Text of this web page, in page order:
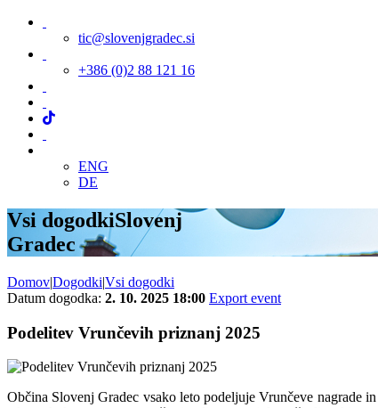
tic@slovenjgradec.si
+386 (0)2 88 121 16
ENG
DE
Vsi dogodkiSlovenj
Gradec
Domov|Dogodki|Vsi dogodki
Datum dogodka: 2. 10. 2025 18:00 Export event
Podelitev Vrunčevih priznanj 2025
Občina Slovenj Gradec vsako leto podeljuje Vrunčeve nagrade